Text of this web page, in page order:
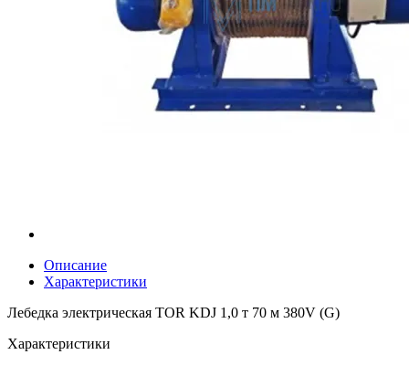
Описание
Характеристики
Лебедка электрическая TOR KDJ 1,0 т 70 м 380V (G)
Характеристики